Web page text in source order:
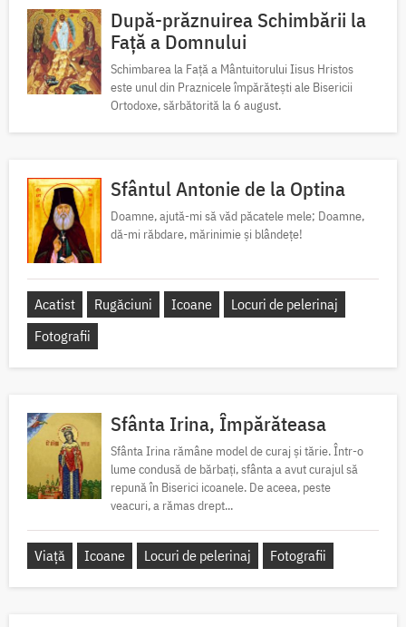
După-prăznuirea Schimbării la
Față a Domnului
Schimbarea la Față a Mântuitorului Iisus Hristos
este unul din Praznicele împărătești ale Bisericii
Ortodoxe, sărbătorită la 6 august.
Sfântul Antonie de la Optina
Doamne, ajută-mi să văd păcatele mele; Doamne,
dă-mi răbdare, mărinimie şi blândeţe!
Acatist Rugăciuni Icoane
Locuri de pelerinaj
Fotografii
Sfânta Irina, Împărăteasa
Sfânta Irina rămâne model de curaj și tărie. Într-o
lume condusă de bărbați, sfânta a avut curajul să
repună în Biserici icoanele. De aceea, peste
veacuri, a rămas drept...
Viață Icoane Locuri de pelerinaj Fotografii